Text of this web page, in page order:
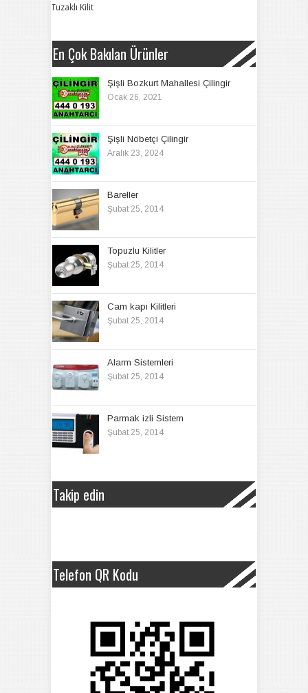
Tuzaklı Kilit
En Çok Bakılan Ürünler
Şişli Bozkurt Mahallesi Çilingir
Ocak 26, 2021
Şişli Nöbetçi Çilingir
Aralık 23, 2024
Bareller
Şubat 25, 2014
Topuzlu Kilitler
Şubat 25, 2014
Cam kapı Kilitleri
Şubat 25, 2014
Alarm Sistemleri
Şubat 25, 2014
Parmak izli Sistem
Şubat 25, 2014
Takip edin
Telefon QR Kodu